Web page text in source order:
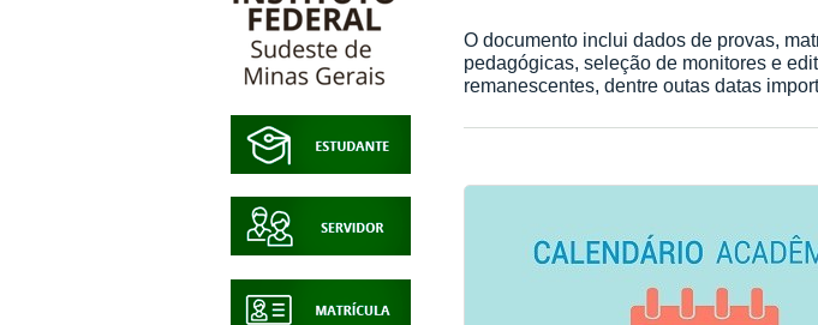
O documento inclui dados de provas,
pedagógicas, seleção de monitores e
remanescentes, dentre outas datas